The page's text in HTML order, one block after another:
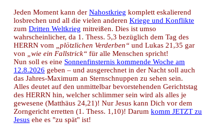
Jeden Moment kann der Nahostkrieg komplett eskalierend
losbrechen und all die vielen anderen Kriege und Konflikte
zum Dritten Weltkrieg mitreißen. Dies ist umso
wahrscheinlicher, da 1. Thess. 5,3 bezüglich dem Tag des
HERRN vom
„plötzlichen Verderben“ und Lukas 21,35 gar
von
„wie ein Fallstrick“ für alle Menschen spricht!
Nun soll es eine Sonnenfinsternis kommende Woche am
12.8.2026 geben – und ausgerechnet in der Nacht soll auch
das Jahres-Maximum an Sternschnuppen zu sehen sein.
Alles deutet auf den unmittelbar bevorstehenden Gerichtstag
des HERRN hin, welcher schlimmer sein wird als alles je
gewesene (Matthäus 24,21)! Nur Jesus kann Dich vor dem
Zorngericht erretten (1. Thess. 1,10)! Darum komm JETZT zu
Jesus ehe es "zu spät" ist!